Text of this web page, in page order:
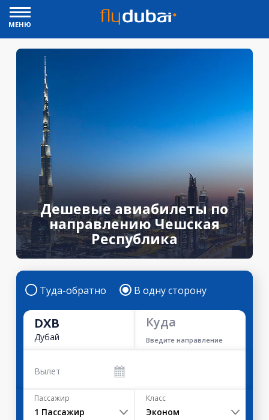
МЕНЮ
Дешевые авиабилеты по
направлению Чешская
Республика
Туда-обратно В одну сторону
DXB
Дубай
Куда
Введите направление
Вылет
Пассажир
1 Пассажир
Класс
Эконом